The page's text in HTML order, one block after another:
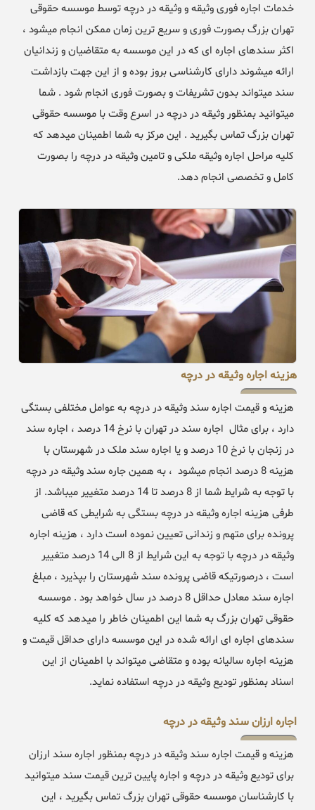
خدمات اجاره فوری وثیقه و وثیقه در درچه توسط موسسه حقوقی
تهران بزرگ بصورت فوری و سریع ترین زمان ممکن انجام میشود ،
اکثر سندهای اجاره ای که در این موسسه به متقاضیان و زندانیان
ارائه میشوند دارای کارشناسی بروز بوده و از این جهت بازداشت
سند میتواند بدون تشریفات و بصورت فوری انجام شود . شما
میتوانید بمنظور وثیقه در درچه در اسرع وقت با موسسه حقوقی
تهران بزرگ تماس بگیرید . این مرکز به شما اطمینان میدهد که
کلیه مراحل اجاره وثیقه ملکی و تامین وثیقه در درچه را بصورت
کامل و تخصصی انجام دهد.
هزینه اجاره وثیقه در درچه
هزینه و قیمت اجاره سند وثیقه در درچه به عوامل مختلفی بستگی
دارد ، برای مثال اجاره سند در تهران با نرخ 14 درصد ، اجاره سند
در زنجان با نرخ 10 درصد و یا اجاره سند ملک در شهرستان با
هزینه 8 درصد انجام میشود ، به همین جاره سند وثیقه در درچه
با توجه به شرایط شما از 8 درصد تا 14 درصد متغییر میباشد. از
طرفی هزینه اجاره وثیقه در درچه بستگی به شرایطی که قاضی
پرونده برای متهم و زندانی تعیین نموده است دارد ، هزینه اجاره
وثیقه در درچه با توجه به این شرایط از 8 الی 14 درصد متغییر
است ، درصورتیکه قاضی پرونده سند شهرستان را بپذیرد ، مبلغ
اجاره سند معادل حداقل 8 درصد در سال خواهد بود . موسسه
حقوقی تهران بزرگ به شما این اطمینان خاطر را میدهد که کلیه
سندهای اجاره ای ارائه شده در این موسسه دارای حداقل قیمت و
هزینه اجاره سالیانه بوده و متقاضی میتواند با اطمینان از این
اسناد بمنظور تودیع وثیقه در درچه استفاده نماید.
اجاره ارزان سند وثیقه در درچه
هزینه و قیمت اجاره سند وثیقه در درچه بمنظور اجاره سند ارزان
برای تودیع وثیقه در درچه و اجاره پایین ترین قیمت سند میتوانید
با کارشناسان موسسه حقوقی تهران بزرگ تماس بگیرید ، این